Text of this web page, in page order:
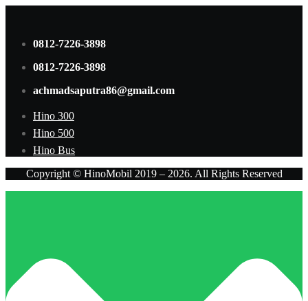
0812-7226-3898
0812-7226-3898
achmadsaputra86@gmail.com
Hino 300
Hino 500
Hino Bus
Copyright © HinoMobil 2019 – 2026. All Rights Reserved